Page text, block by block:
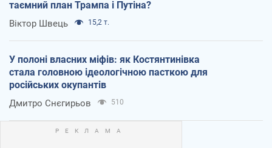
таємний план Трампа і Путіна?
Віктор Швець 15,2 т.
У полоні власних міфів: як Костянтинівка
стала головною ідеологічною пасткою для
російських окупантів
Дмитро Снєгирьов 510